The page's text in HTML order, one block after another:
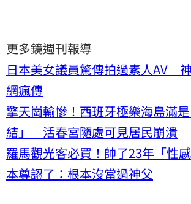
更多鏡週刊報導
日本美女議員驚傳拍過素人AV
網瘋傳
擎天崗輸慘！西班牙極樂海島滿
結」 活春宮隨處可見居民崩潰
羅馬觀光客必買！帥了23年「性
本尊認了：根本沒當過神父